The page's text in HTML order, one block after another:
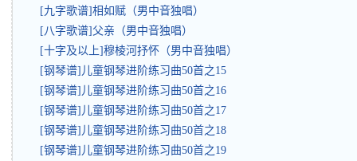
[九字歌谱]相如赋（男中音独唱）
[八字歌谱]父亲（男中音独唱）
[十字及以上]穆棱河抒怀（男中音独唱）
[钢琴谱]儿童钢琴进阶练习曲50首之15
[钢琴谱]儿童钢琴进阶练习曲50首之16
[钢琴谱]儿童钢琴进阶练习曲50首之17
[钢琴谱]儿童钢琴进阶练习曲50首之18
[钢琴谱]儿童钢琴进阶练习曲50首之19